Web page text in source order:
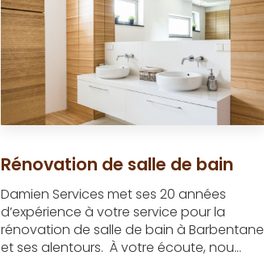
Rénovation de salle de bain
Damien Services met ses 20 années
d’expérience à votre service pour la
rénovation de salle de bain à Barbentane
et ses alentours. À votre écoute, nou...